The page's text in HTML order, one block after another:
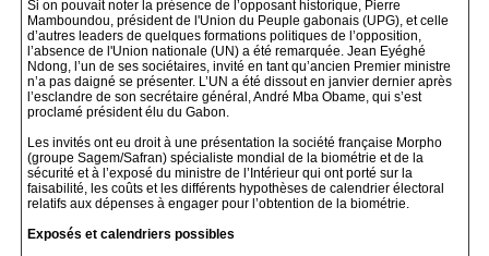
Si on pouvait noter la présence de l’opposant historique, Pierre
Mamboundou, président de l'Union du Peuple gabonais (UPG), et celle
d’autres leaders de quelques formations politiques de l’opposition,
l’absence de l'Union nationale (UN) a été remarquée. Jean Eyéghé
Ndong, l’un de ses sociétaires, invité en tant qu’ancien Premier ministre
n’a pas daigné se présenter. L’UN a été dissout en janvier dernier après
l’esclandre de son secrétaire général, André Mba Obame, qui s’est
proclamé président élu du Gabon.
Les invités ont eu droit à une présentation la société française Morpho
(groupe Sagem/Safran) spécialiste mondial de la biométrie et de la
sécurité et à l’exposé du ministre de l’Intérieur qui ont porté sur la
faisabilité, les coûts et les différents hypothèses de calendrier électoral
relatifs aux dépenses à engager pour l’obtention de la biométrie.
Exposés et calendriers possibles